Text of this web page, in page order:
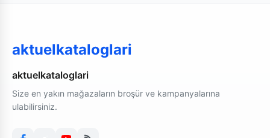
aktuelkataloglari
aktuelkataloglari
Size en yakın mağazaların broşür ve kampanyalarına
ulabilirsiniz.